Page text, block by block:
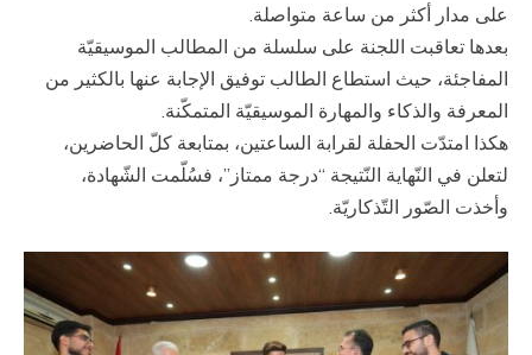
على مدار أكثر من ساعة متواصلة.
بعدها تعاقبت اللجنة على سلسلة من المطالب الموسيقيّة
المفاجئة، حيث استطاع الطالب توفيق الإجابة عنها بالكثير من
المعرفة والذكاء والمهارة الموسيقيّة المتمكّنة.
هكذا امتدّت الحفلة لقرابة الساعتين، بمتابعة كلّ الحاضرين،
لتعلن في النّهاية النّتيجة “درجة ممتاز”، فسُلّمت الشّهادة،
وأخذت الصّور التّذكاريّة.